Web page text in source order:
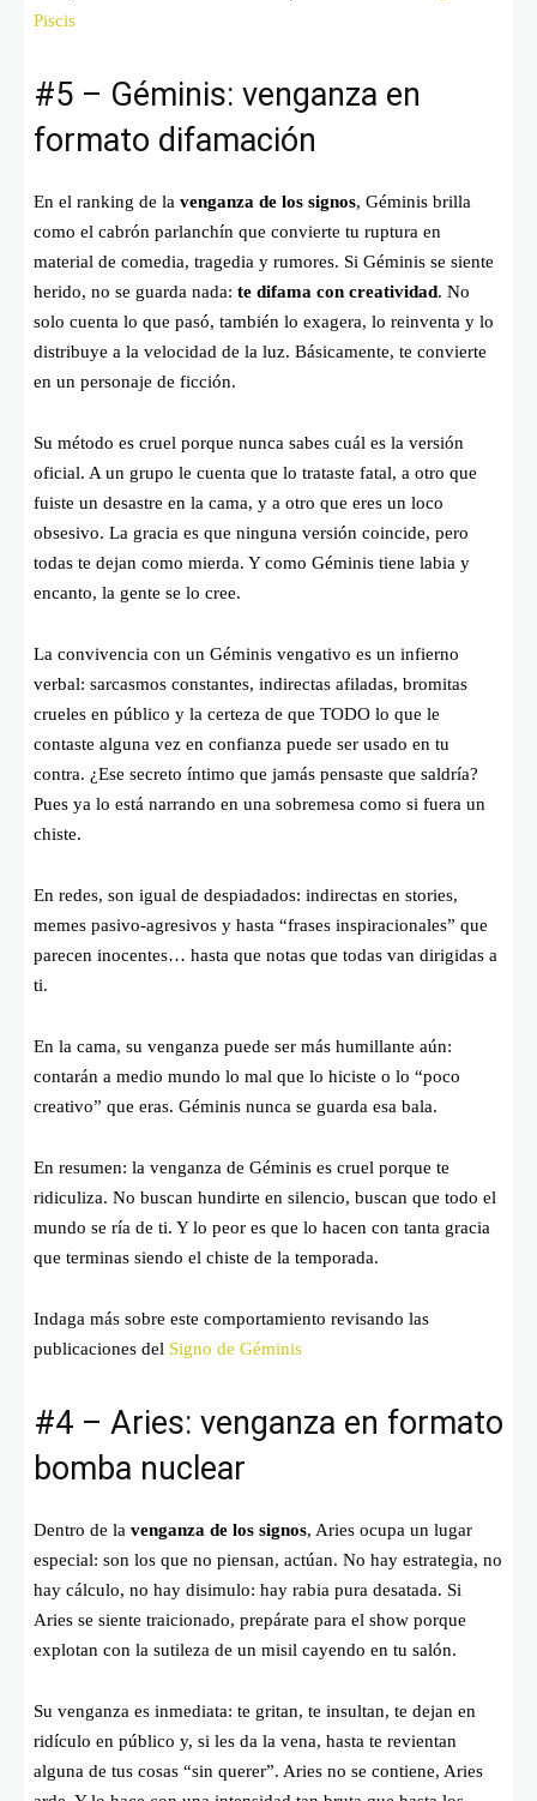
Piscis
#5 – Géminis: venganza en
formato difamación
En el ranking de la venganza de los signos, Géminis brilla
como el cabrón parlanchín que convierte tu ruptura en
material de comedia, tragedia y rumores. Si Géminis se siente
herido, no se guarda nada: te difama con creatividad. No
solo cuenta lo que pasó, también lo exagera, lo reinventa y lo
distribuye a la velocidad de la luz. Básicamente, te convierte
en un personaje de ficción.
Su método es cruel porque nunca sabes cuál es la versión
oficial. A un grupo le cuenta que lo trataste fatal, a otro que
fuiste un desastre en la cama, y a otro que eres un loco
obsesivo. La gracia es que ninguna versión coincide, pero
todas te dejan como mierda. Y como Géminis tiene labia y
encanto, la gente se lo cree.
La convivencia con un Géminis vengativo es un infierno
verbal: sarcasmos constantes, indirectas afiladas, bromitas
crueles en público y la certeza de que TODO lo que le
contaste alguna vez en confianza puede ser usado en tu
contra. ¿Ese secreto íntimo que jamás pensaste que saldría?
Pues ya lo está narrando en una sobremesa como si fuera un
chiste.
En redes, son igual de despiadados: indirectas en stories,
memes pasivo-agresivos y hasta “frases inspiracionales” que
parecen inocentes… hasta que notas que todas van dirigidas a
ti.
En la cama, su venganza puede ser más humillante aún:
contarán a medio mundo lo mal que lo hiciste o lo “poco
creativo” que eras. Géminis nunca se guarda esa bala.
En resumen: la venganza de Géminis es cruel porque te
ridiculiza. No buscan hundirte en silencio, buscan que todo el
mundo se ría de ti. Y lo peor es que lo hacen con tanta gracia
que terminas siendo el chiste de la temporada.
Indaga más sobre este comportamiento revisando las
publicaciones del Signo de Géminis
#4 – Aries: venganza en formato
bomba nuclear
Dentro de la venganza de los signos, Aries ocupa un lugar
especial: son los que no piensan, actúan. No hay estrategia, no
hay cálculo, no hay disimulo: hay rabia pura desatada. Si
Aries se siente traicionado, prepárate para el show porque
explotan con la sutileza de un misil cayendo en tu salón.
Su venganza es inmediata: te gritan, te insultan, te dejan en
ridículo en público y, si les da la vena, hasta te revientan
alguna de tus cosas “sin querer”. Aries no se contiene, Aries